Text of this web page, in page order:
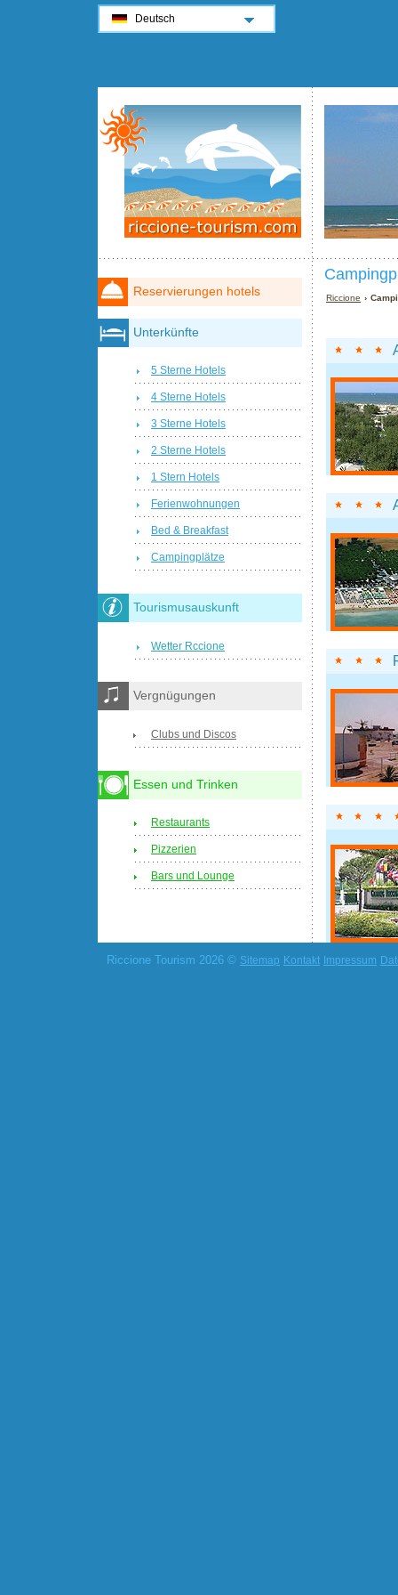
Riccione ›
Reservierungen hotels
Unterkünfte
5 Sterne Hotels
4 Sterne Hotels
3 Sterne Hotels
2 Sterne Hotels
1 Stern Hotels
Ferienwohnungen
Bed & Breakfast
Campingplätze
Tourismusauskunft
Wetter Rccione
Vergnügungen
Clubs und Discos
Essen und Trinken
Restaurants
Pizzerien
Bars und Lounge
Riccione Tourism 2026 © Sitemap Kontakt Impressum
Deutsch